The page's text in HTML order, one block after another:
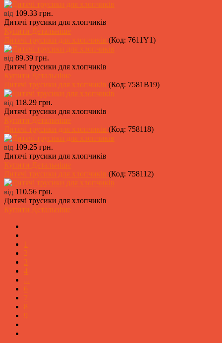
від 109.33 грн.
Дитячі трусики для хлопчиків
Купити Детальніше
Дитячі трусики для хлопчиків (Код: 7611Y1)
від 89.39 грн.
Дитячі трусики для хлопчиків
Купити Детальніше
Дитячі трусики для хлопчиків (Код: 7581B19)
від 118.29 грн.
Дитячі трусики для хлопчиків
Купити Детальніше
Дитячі трусики для хлопчиків (Код: 758118)
від 109.25 грн.
Дитячі трусики для хлопчиків
Купити Детальніше
Дитячі трусики для хлопчиків (Код: 758112)
від 110.56 грн.
Дитячі трусики для хлопчиків
Купити Детальніше
1
2
3
4
...
6
7
8
9